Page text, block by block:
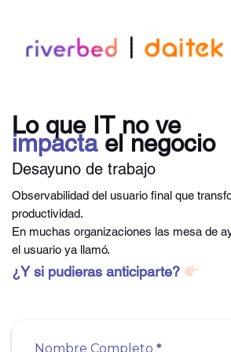
contenido
Lo que IT no ve
impacta el negocio
Desayuno de trabajo
Observabilidad del usuario final que
productividad.
En muchas organizaciones las mesa de
el usuario ya llamó.
¿Y si pudieras anticiparte?
4
Nombre Completo *